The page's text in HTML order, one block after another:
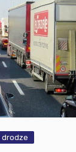
drodze